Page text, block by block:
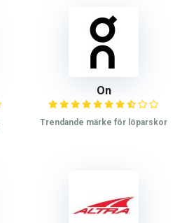
On
Trendande märke för löparskor